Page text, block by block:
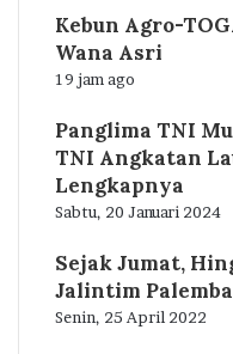
Kebun Agro-
Wana Asri
19 jam ago
Panglima TNI
TNI Angkatan
Lengkapnya
Sabtu, 20 Januari 2024
Sejak Jumat,
Jalintim
Senin, 25 April 2022